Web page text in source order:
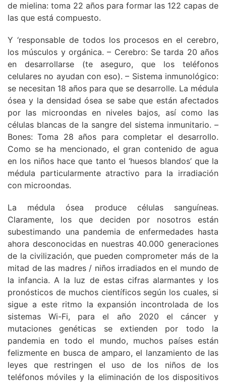
de mielina: toma 22 años para formar las 122 capas de
las que está compuesto.
Y ‘responsable de todos los procesos en el cerebro,
los músculos y orgánica. – Cerebro: Se tarda 20 años
en desarrollarse (te aseguro, que los teléfonos
celulares no ayudan con eso). – Sistema inmunológico:
se necesitan 18 años para que se desarrolle. La médula
ósea y la densidad ósea se sabe que están afectados
por las microondas en niveles bajos, así como las
células blancas de la sangre del sistema inmunitario. –
Bones: Toma 28 años para completar el desarrollo.
Como se ha mencionado, el gran contenido de agua
en los niños hace que tanto el ‘huesos blandos’ que la
médula particularmente atractivo para la irradiación
con microondas.
La médula ósea produce células sanguíneas.
Claramente, los que deciden por nosotros están
subestimando una pandemia de enfermedades hasta
ahora desconocidas en nuestras 40.000 generaciones
de la civilización, que pueden comprometer más de la
mitad de las madres / niños irradiados en el mundo de
la infancia. A la luz de estas cifras alarmantes y los
pronósticos de muchos científicos según los cuales, si
sigue a este ritmo la expansión incontrolada de los
sistemas Wi-Fi, para el año 2020 el cáncer y
mutaciones genéticas se extienden por todo la
pandemia en todo el mundo, muchos países están
felizmente en busca de amparo, el lanzamiento de las
leyes que restringen el uso de los niños de los
teléfonos móviles y la eliminación de los dispositivos